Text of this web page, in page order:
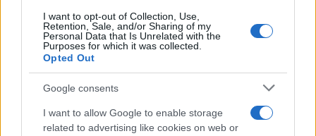
I want to opt-out of Collection, Use,
Retention, Sale, and/or Sharing of my
Personal Data that Is Unrelated with the
Purposes for which it was collected.
Opted Out
Google consents
I want to allow Google to enable storage
related to advertising like cookies on web or
Brent chute de 8,3 % : le pétrole en net repli malgré un or
résilient
Juliette Bernard · 6 Août 2026
COTATIONS CRYPTO